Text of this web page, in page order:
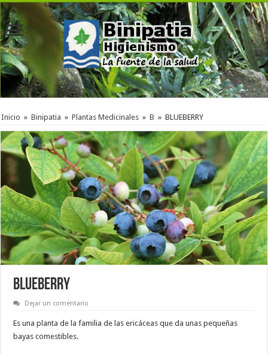
Inicio » Binipatia » Plantas Medicinales » B » BLUEBERRY
BLUEBERRY
Dejar un comentario
Es una planta de la familia de las ericáceas que da unas pequeñas
bayas comestibles.